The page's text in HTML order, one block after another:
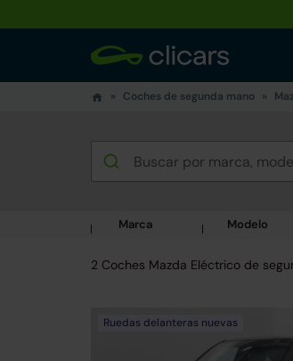
Coches de segunda mano
Marca Modelo
2 Coches Mazda Eléctrico de
Ruedas delanteras nuevas